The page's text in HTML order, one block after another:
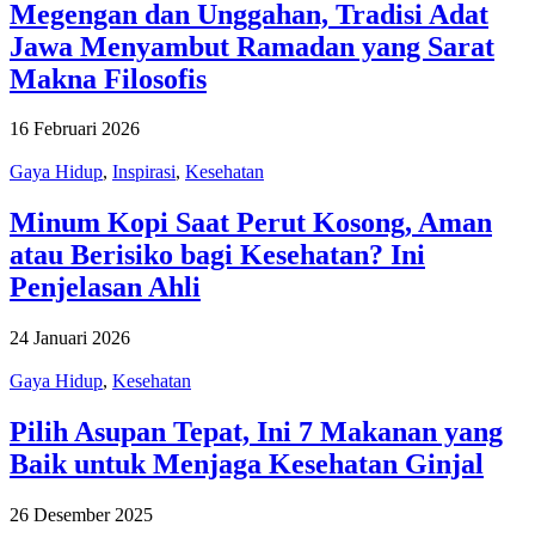
Megengan dan Unggahan, Tradisi Adat
Jawa Menyambut Ramadan yang Sarat
Makna Filosofis
16 Februari 2026
Gaya Hidup, Inspirasi, Kesehatan
Minum Kopi Saat Perut Kosong, Aman
atau Berisiko bagi Kesehatan? Ini
Penjelasan Ahli
24 Januari 2026
Gaya Hidup, Kesehatan
Pilih Asupan Tepat, Ini 7 Makanan yang
Baik untuk Menjaga Kesehatan Ginjal
26 Desember 2025